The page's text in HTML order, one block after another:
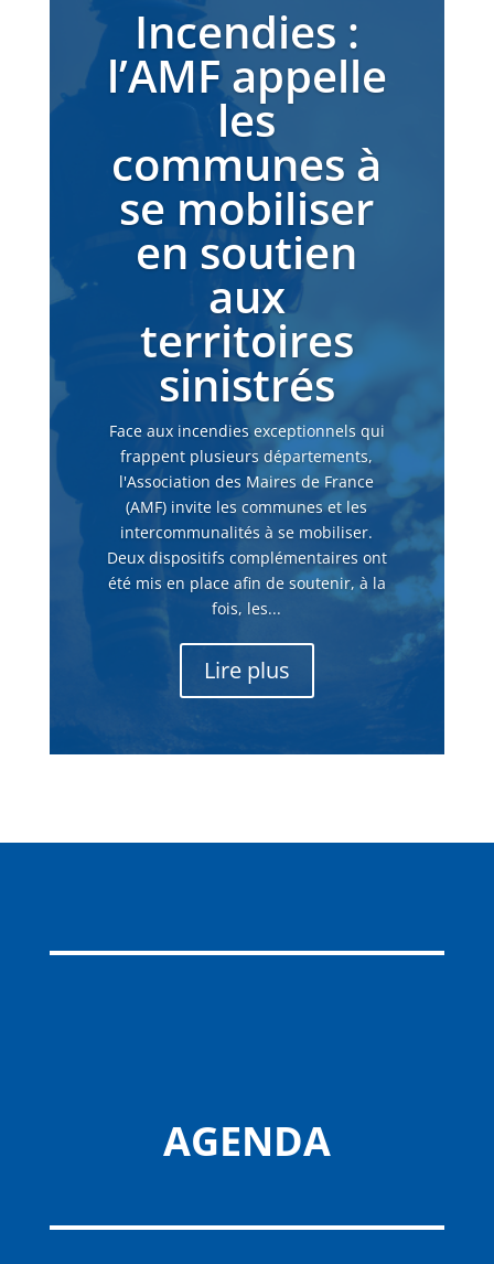
Incendies :
l’AMF appelle
les
communes à
se mobiliser
en soutien
aux
territoires
sinistrés
Face aux incendies exceptionnels qui
frappent plusieurs départements,
l'Association des Maires de France
(AMF) invite les communes et les
intercommunalités à se mobiliser.
Deux dispositifs complémentaires ont
été mis en place afin de soutenir, à la
fois, les...
Lire plus
AGENDA